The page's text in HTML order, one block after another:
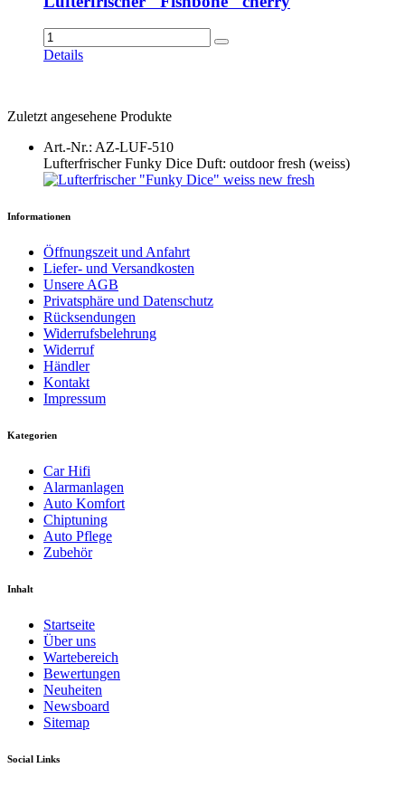
Details
Zuletzt angesehene Produkte
Art.-Nr.: AZ-LUF-510
Lufterfrischer Funky Dice Duft: outdoor fresh (weiss)
Informationen
Öffnungszeit und Anfahrt
Liefer- und Versandkosten
Unsere AGB
Privatsphäre und Datenschutz
Rücksendungen
Widerrufsbelehrung
Widerruf
Händler
Kontakt
Impressum
Kategorien
Car Hifi
Alarmanlagen
Auto Komfort
Chiptuning
Auto Pflege
Zubehör
Inhalt
Startseite
Über uns
Wartebereich
Bewertungen
Neuheiten
Newsboard
Sitemap
Social Links